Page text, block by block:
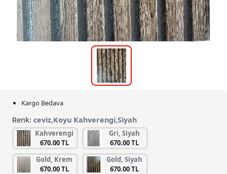
Kargo Bedava
Renk: ceviz,Koyu Kahverengi,Siyah
Kahverengi
670.00 TL
Gri, Siyah
670.00 TL
Gold, Krem
670.00 TL
Gold, Siyah
670.00 TL